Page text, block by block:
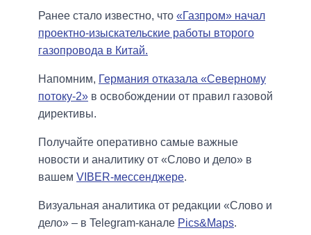
Ранее стало известно, что «Газпром» начал
проектно-изыскательские работы второго
газопровода в Китай.
Напомним, Германия отказала «Северному
потоку-2» в освобождении от правил газовой
директивы.
Получайте оперативно самые важные
новости и аналитику от «Слово и дело» в
вашем VIBER-мессенджере.
Визуальная аналитика от редакции «Слово и
дело» – в Telegram-канале Pics&Maps.